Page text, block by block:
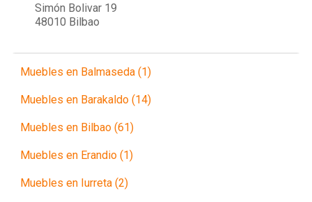
Simón Bolivar 19
48010 Bilbao
Muebles en Balmaseda (1)
Muebles en Barakaldo (14)
Muebles en Bilbao (61)
Muebles en Erandio (1)
Muebles en Iurreta (2)